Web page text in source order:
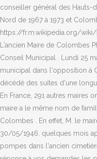
conseiller général des Hauts-
Nord de 1967 à 1973 et
https://fr.m.wikipedia.org/
L'ancien Maire de Colombes
Conseil Municipal . Lundi 25
municipal dans l'opposition à
décédé des suites d'une
En France, 291 autres maires
maire a le même nom de
Colombes . En effet, M. le
30/05/1946. quelques mois
pompes dans l'ancien